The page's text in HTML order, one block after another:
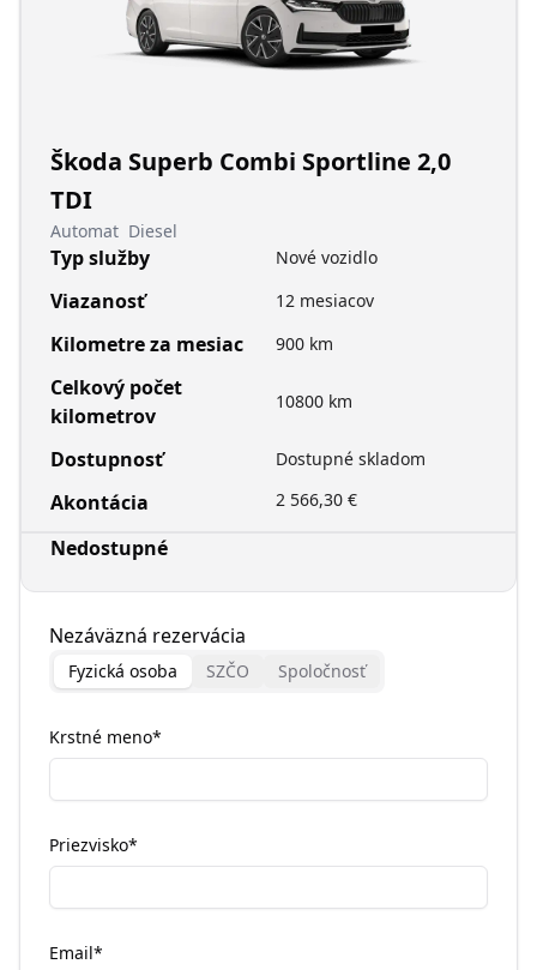
Škoda Superb Combi Sportline 2,0
TDI
Automat Diesel
Typ služby Nové vozidlo
Viazanosť 12 mesiacov
Kilometre za mesiac 900 km
Celkový počet
kilometrov
10800 km
Dostupnosť Dostupné skladom
Akontácia 2 566,30 €
Nedostupné
Nezáväzná rezervácia
Fyzická osoba SZČO Spoločnosť
Krstné meno*
Priezvisko*
Email*